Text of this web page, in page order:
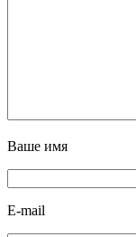
Ваше имя
E-mail